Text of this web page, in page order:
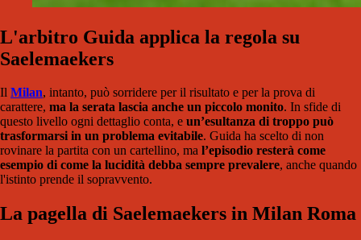
L'arbitro Guida applica la regola su
Saelemaekers
Il Milan, intanto, può sorridere per il risultato e per la prova di
carattere, ma la serata lascia anche un piccolo monito. In sfide di
questo livello ogni dettaglio conta, e un’esultanza di troppo può
trasformarsi in un problema evitabile. Guida ha scelto di non
rovinare la partita con un cartellino, ma l’episodio resterà come
esempio di come la lucidità debba sempre prevalere, anche quando
l'istinto prende il sopravvento.
La pagella di Saelemaekers in Milan Roma